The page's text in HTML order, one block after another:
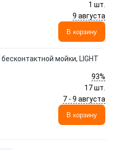
1 шт.
9 августа
В корзину
мойки, LIGHT
93%
17 шт.
7 - 9 августа
В корзину